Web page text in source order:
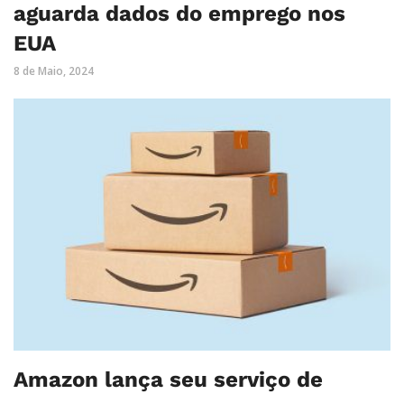
aguarda dados do emprego nos
EUA
8 de Maio, 2024
Amazon lança seu serviço de